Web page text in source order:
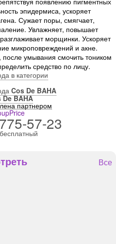
эпидермиса, ускоряет
Сужает поры, смягчает,
Увлажняет, повышает
морщинки. Ускоряет
микроповреждений и акне.
умывания смочить тоником
средство по лицу.
в категории
Cos De BAHA
De BAHA
партнером
57-23
Все